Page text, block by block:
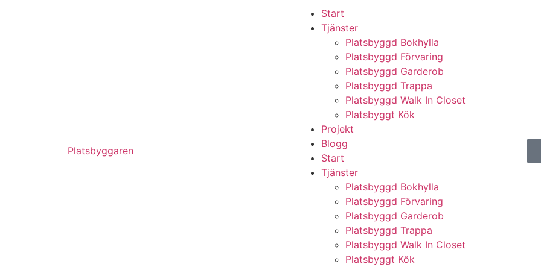
Platsbyggaren
Start
Tjänster
Platsbyggd Bokhylla
Platsbyggd Förvaring
Platsbyggd Garderob
Platsbyggd Trappa
Platsbyggd Walk In Closet
Platsbyggt Kök
Projekt
Blogg
Start
Tjänster
Platsbyggd Bokhylla
Platsbyggd Förvaring
Platsbyggd Garderob
Platsbyggd Trappa
Platsbyggd Walk In Closet
Platsbyggt Kök